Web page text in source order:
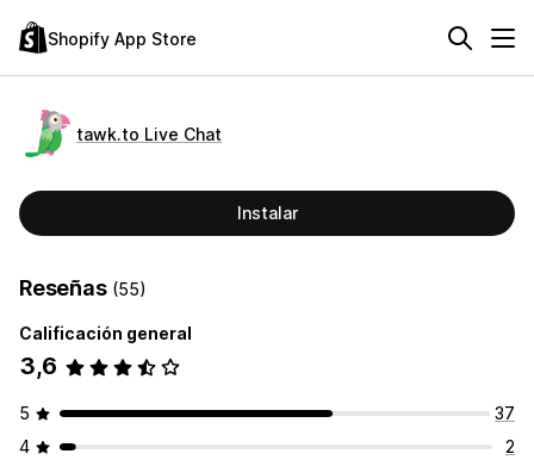
Shopify App Store
tawk.to Live Chat
Instalar
Reseñas (55)
Calificación general
3,6
5
37
4
2